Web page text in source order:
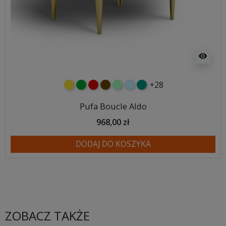
visibility
żółtyzielonyczerwony
czekoladowy
miętowybłękitny
turkusowy
+28
Pufa Boucle Aldo
968,00 zł
DODAJ DO KOSZYKA
ZOBACZ TAKŻE